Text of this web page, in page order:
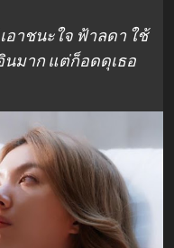
อาชนะใจ ฟ้าลดา ใช้
นมาก แต่ก็อดดุเธอ